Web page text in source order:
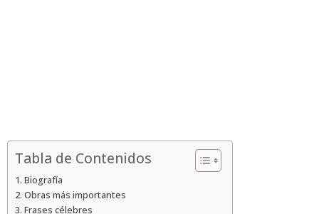
Tabla de Contenidos
Biografía
Obras más importantes
Frases célebres